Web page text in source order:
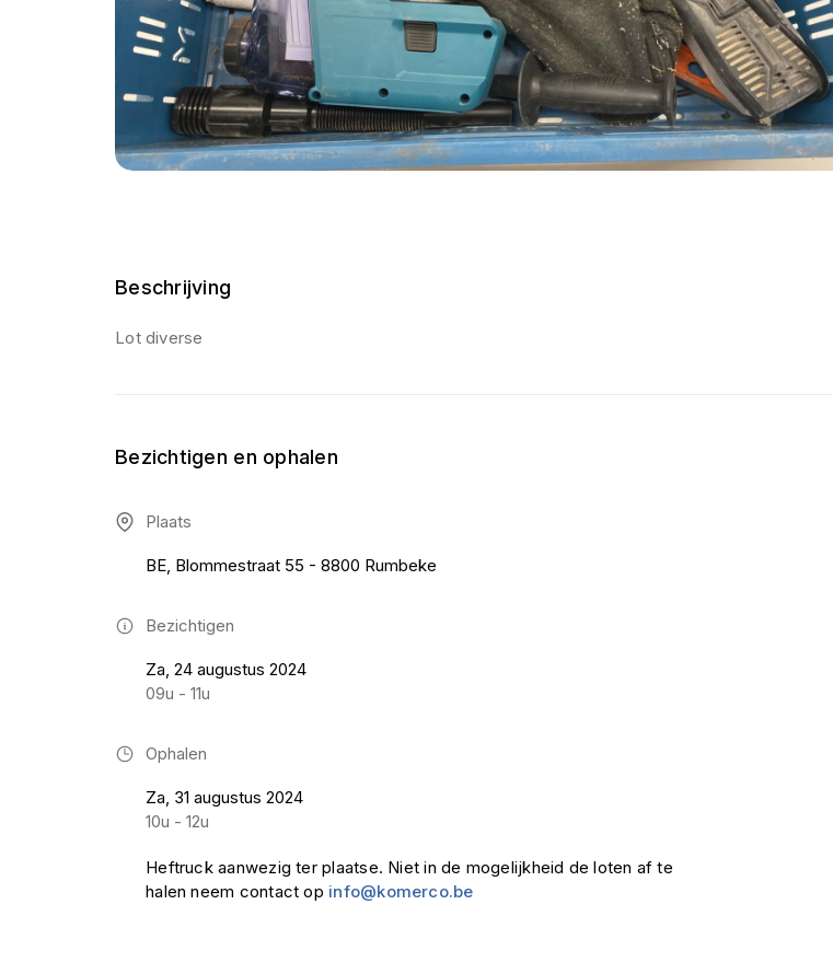
Beschrijving
Lot diverse
Bezichtigen en ophalen
Plaats
BE, Blommestraat 55 - 8800 Rumbeke
Bezichtigen
Za, 24 augustus 2024
09u - 11u
Ophalen
Za, 31 augustus 2024
10u - 12u
Heftruck aanwezig ter plaatse. Niet in de mogelijkheid de loten af te
halen neem contact op info@komerco.be